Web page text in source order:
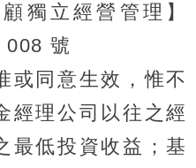
獨立經營管理】
008 號
或同意生效，惟不
經理公司以往之經
最低投資收益；基